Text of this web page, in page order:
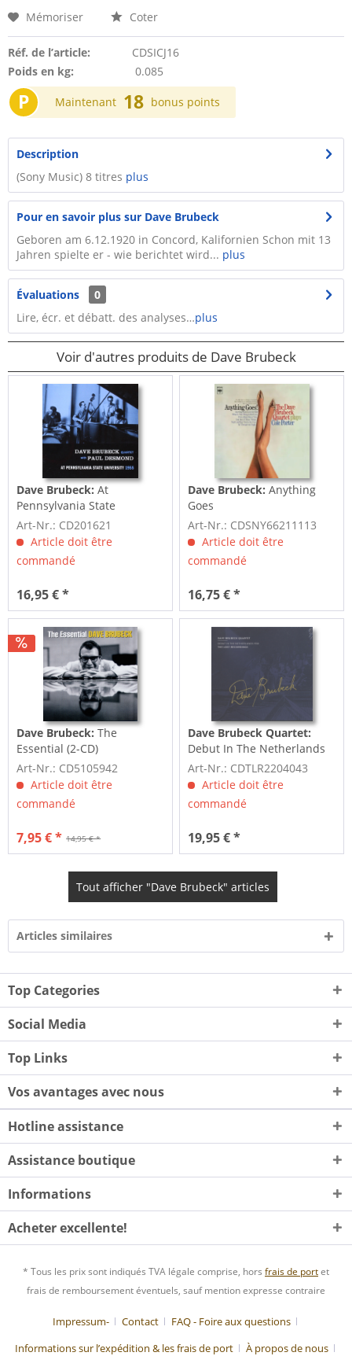
Mémoriser Coter
Réf. de l’article:
CDSICJ16
Poids en kg:
0.085
P Maintenant 18 bonus points
Description
(Sony Music) 8 titres plus
Pour en savoir plus sur Dave Brubeck
Geboren am 6.12.1920 in Concord, Kalifornien Schon mit 13
Jahren spielte er - wie berichtet wird... plus
Évaluations
0
Lire, écr. et débatt. des analyses…plus
Voir d'autres produits de Dave Brubeck
Dave Brubeck: At
Pennsylvania State
University 1955
Art-Nr.: CD201621
Article doit être
commandé
16,95 € *
Dave Brubeck: Anything
Goes
Art-Nr.: CDSNY66211113
Article doit être
commandé
16,75 € *
Dave Brubeck: The
Essential (2-CD)
Art-Nr.: CD5105942
Article doit être
commandé
14,95 € *
7,95 € *
Dave Brubeck Quartet:
Debut In The Netherlands
1958 (CD)
Art-Nr.: CDTLR2204043
Article doit être
commandé
19,95 € *
Tout afficher "Dave Brubeck" articles
Articles similaires
Top Categories
Social Media
Top Links
Vos avantages avec nous
Hotline assistance
Assistance boutique
Informations
Acheter excellente!
* Tous les prix sont indiqués TVA légale comprise, hors frais de portet
frais de remboursement éventuels, sauf mention expresse contraire
Impressum- Contact
FAQ - Foire aux questions
Informations sur l’expédition & les frais de port
À propos de nous